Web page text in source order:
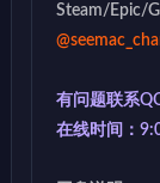
Steam/Epic/
有问题联系
在线时间：